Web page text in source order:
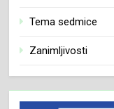
Tema sedmice
Zanimljivosti